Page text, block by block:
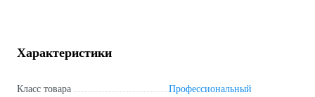
Характеристики
Класс товара
Профессиональный